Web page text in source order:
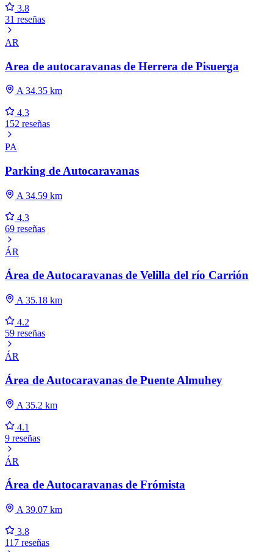
3.8
31 reseñas
AR
Area de autocaravanas de Herrera de Pisuerga
A 34.35 km
4.3
152 reseñas
PA
Parking de Autocaravanas
A 34.59 km
4.3
69 reseñas
ÁR
Área de Autocaravanas de Velilla del río Carrión
A 35.18 km
4.2
59 reseñas
ÁR
Área de Autocaravanas de Puente Almuhey
A 35.2 km
4.1
9 reseñas
ÁR
Área de Autocaravanas de Frómista
A 39.07 km
3.8
117 reseñas